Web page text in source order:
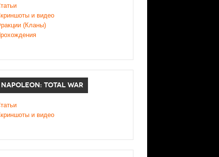
и видео
(Кланы)
NAPOLEON: TOTAL WAR
и видео